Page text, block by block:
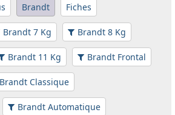
Brandt Fiches
Brandt 7 Kg Brandt 8 Kg
Brandt 11 Kg Brandt Frontal
Brandt Classique
Brandt Automatique